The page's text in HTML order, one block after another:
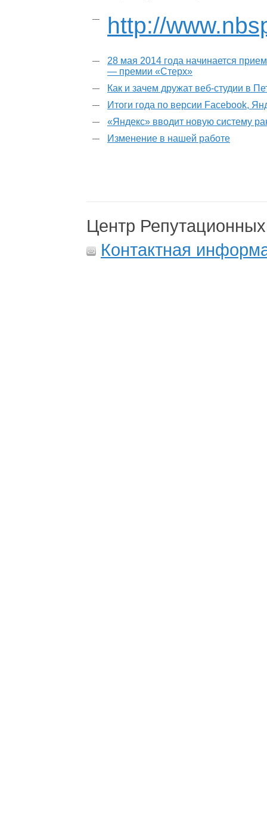
http://
28 мая 2014 года начинается
— премии «Стерх»
Как и зачем дружат веб-студии в
Итоги года по версии Facebook,
«Яндекс» вводит новую систему
Изменение в нашей работе
Центр
Контактная